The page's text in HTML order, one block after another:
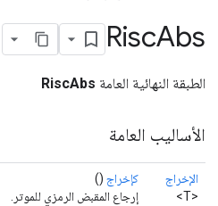
RiscAbs
الطبقة النهائية العامة RiscAbs
الأساليب العامة
الإخراج
<T>
كإخراج ()
إرجاع المقبض الرمزي للموتر.